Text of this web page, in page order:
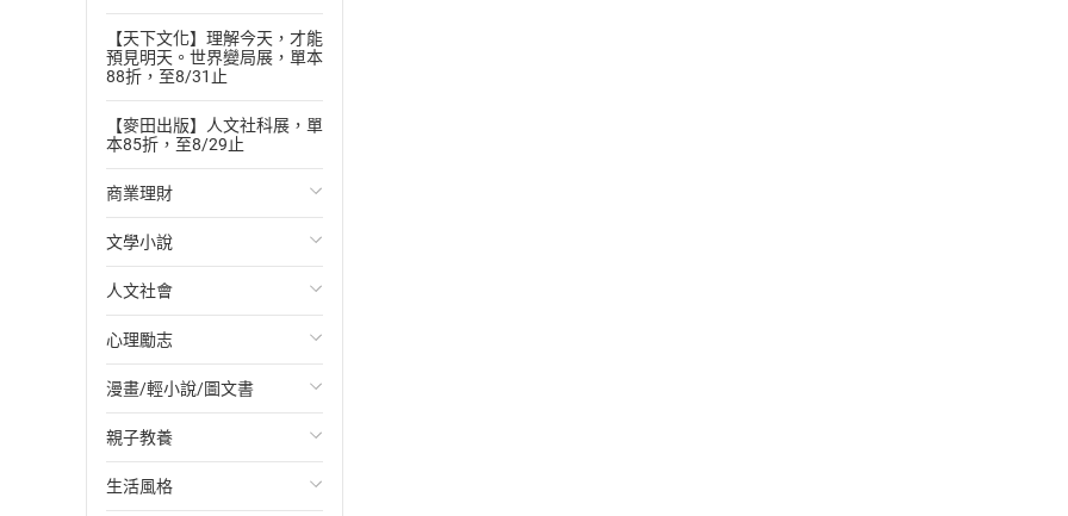
【天下文化】理解今天，才能
預見明天。世界變局展，單本
88折，至8/31止
【麥田出版】人文社科展，單
本85折，至8/29止
商業理財
投資理財
經濟/趨勢
財務/金融
管理/領導
職場工作術
成功法
文學小說
歐美文學
日本文學
韓國文學
華文文學
經典文學
人文社會
國際關係
政治
社會科學
台灣/中國歷史
心理勵志
心靈成長/情緒
人際關係
兩性關係
漫畫/輕小說/圖文書
輕小說
奇幻/科幻
親子教養
教育現場
生活風格